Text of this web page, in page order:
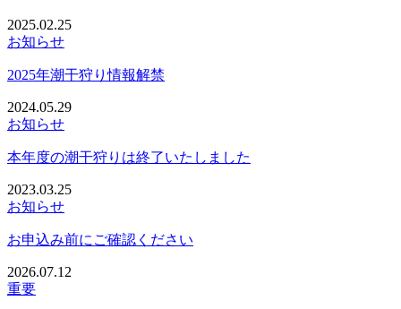
2025.02.25
お知らせ
2025年潮干狩り情報解禁
2024.05.29
お知らせ
本年度の潮干狩りは終了いたしました
2023.03.25
お知らせ
お申込み前にご確認ください
2026.07.12
重要